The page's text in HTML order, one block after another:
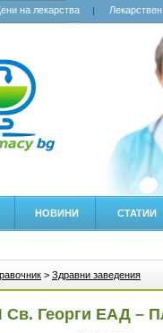
на лекарства
НОВИНИ СТАТИИ
> Здравни заведения
Георги ЕАД –